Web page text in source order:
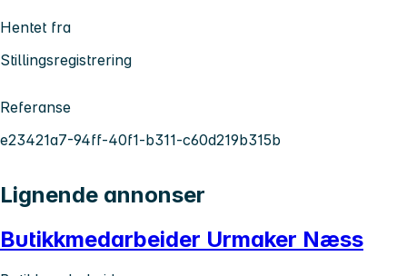
Hentet fra
Stillingsregistrering
Referanse
e23421a7-94ff-40f1-b311-c60d219b315b
Lignende annonser
Butikkmedarbeider Urmaker Næss